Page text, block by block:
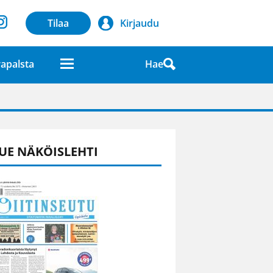
Tilaa Kirjaudu
Hae
lehdessä
NÄKÖISLEHTI